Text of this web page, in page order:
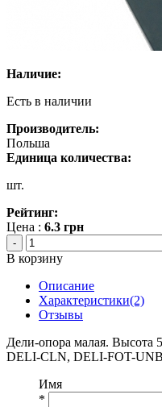
Наличие:
Есть в наличии
Производитель:
Польша
Единица количества:
шт.
Рейтинг:
Цена : 6.3 грн
-
В корзину
Описание
Характеристики(2)
Отзывы
Дели-опора малая. Высота
DELI-CLN, DELI-FOT-
Имя
*